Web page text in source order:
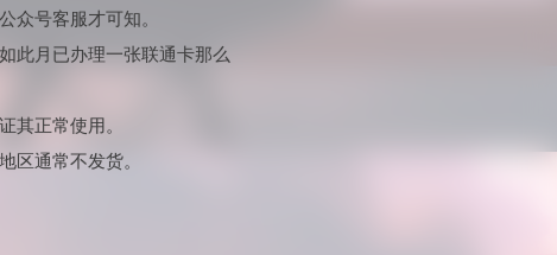
众号客服才可知。
此月已办理一张联通卡那么
其正常使用。
区通常不发货。